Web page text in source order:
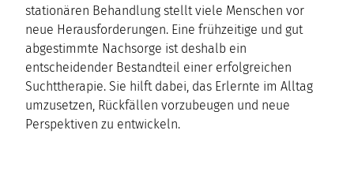
stationären Behandlung stellt viele Menschen vor
neue Herausforderungen. Eine frühzeitige und gut
abgestimmte Nachsorge ist deshalb ein
entscheidender Bestandteil einer erfolgreichen
Suchttherapie. Sie hilft dabei, das Erlernte im Alltag
umzusetzen, Rückfällen vorzubeugen und neue
Perspektiven zu entwickeln.